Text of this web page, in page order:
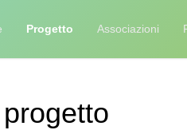
Progetto Associazioni